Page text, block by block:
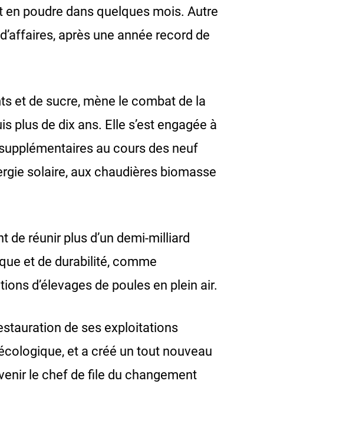
en poudre dans quelques mois. Autre
après une année record de
et de sucre, mène le combat de la
plus de dix ans. Elle s’est engagée à
au cours des neuf
solaire, aux chaudières biomasse
de réunir plus d’un demi-milliard
et de durabilité, comme
d’élevages de poules en plein air.
de ses exploitations
et a créé un tout nouveau
le chef de file du changement